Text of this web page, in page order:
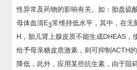
性异常及药物的影响有关。如：胎盘硫
母体血清E3常维持低水平，其中，在无
H，胎儿肾上腺皮质不能生成DHEAS，
给予母亲糖皮质激素，则可抑制ACTH
降低，此外，应用某些抗生素，由于阻